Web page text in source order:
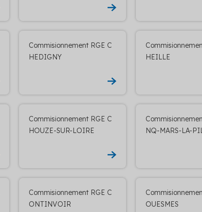
Commisionnement RGE C
HEDIGNY
HEILLE
Commisionnement RGE C
HOUZE-SUR-LOIRE
NQ-MARS-LA-
Commisionnement RGE C
ONTINVOIR
OUESMES